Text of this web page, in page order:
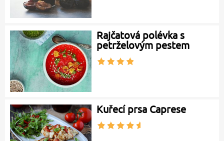
Rajčatová polévka s
petrželovým pestem
Kuřecí prsa Caprese